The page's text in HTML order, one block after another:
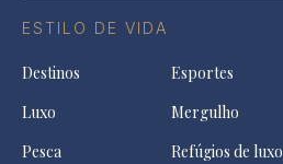
ESTILO DE VIDA
Destinos Esportes
Luxo
Mergulho
Pesca
Refúgios de luxo